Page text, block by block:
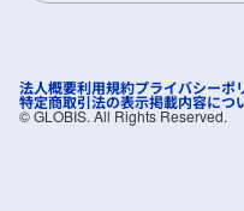
法人概要利用規約プライバシーポ
特定商取引法の表示掲載内容につ
©︎ GLOBIS. All Rights Reserved.